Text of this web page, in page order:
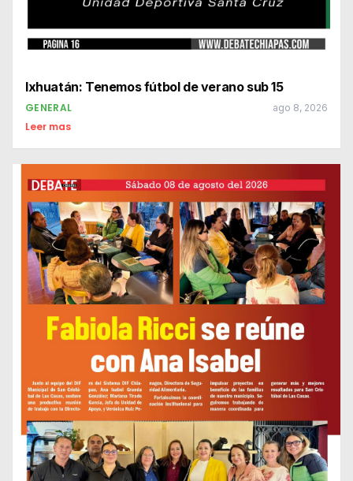
Ixhuatán: Tenemos fútbol de verano sub 15
GENERAL ago 8, 2026
Leer mas